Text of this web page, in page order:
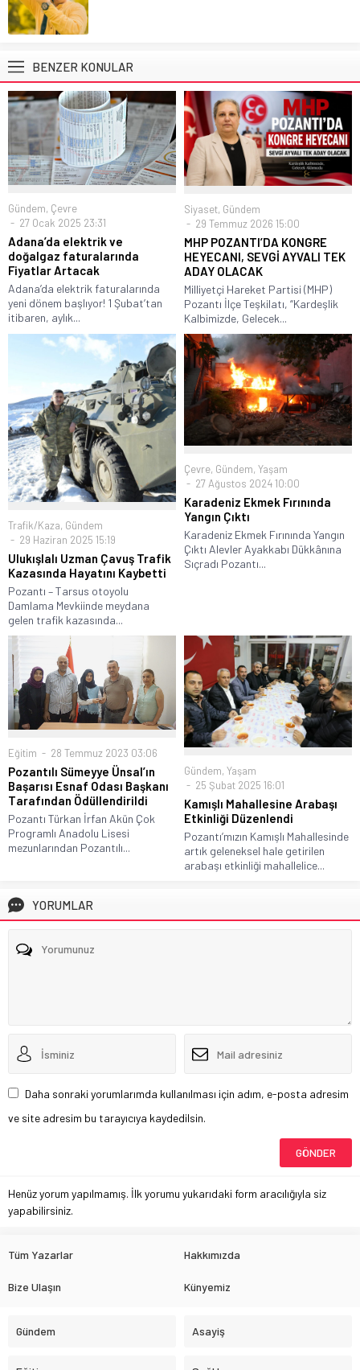
BENZER KONULAR
Gündem, Çevre
27 Ocak 2025 23:31
Adana’da elektrik ve
doğalgaz faturalarında
Fiyatlar Artacak
Adana’da elektrik faturalarında
yeni dönem başlıyor! 1 Şubat’tan
itibaren, aylık...
Siyaset, Gündem
29 Temmuz 2026 15:00
MHP POZANTI’DA KONGRE
HEYECANI, SEVGİ AYVALI TEK
ADAY OLACAK
Milliyetçi Hareket Partisi (MHP)
Pozantı İlçe Teşkilatı, “Kardeşlik
Kalbimizde, Gelecek...
Trafik/Kaza, Gündem
29 Haziran 2025 15:19
Ulukışlalı Uzman Çavuş Trafik
Kazasında Hayatını Kaybetti
Pozantı – Tarsus otoyolu
Damlama Mevkiinde meydana
gelen trafik kazasında...
Çevre, Gündem, Yaşam
27 Ağustos 2024 10:00
Karadeniz Ekmek Fırınında
Yangın Çıktı
Karadeniz Ekmek Fırınında Yangın
Çıktı Alevler Ayakkabı Dükkânına
Sıçradı Pozantı...
Eğitim 28 Temmuz 2023 03:06
Pozantılı Sümeyye Ünsal’ın
Başarısı Esnaf Odası Başkanı
Tarafından Ödüllendirildi
Pozantı Türkan İrfan Akün Çok
Programlı Anadolu Lisesi
mezunlarından Pozantılı...
Gündem, Yaşam
25 Şubat 2025 16:01
Kamışlı Mahallesine Arabaşı
Etkinliği Düzenlendi
Pozantı’mızın Kamışlı Mahallesinde
artık geleneksel hale getirilen
arabaşı etkinliği mahallelice...
YORUMLAR
Daha sonraki yorumlarımda kullanılması için adım, e-posta adresim
ve site adresim bu tarayıcıya kaydedilsin.
Henüz yorum yapılmamış. İlk yorumu yukarıdaki form aracılığıyla siz
yapabilirsiniz.
Tüm Yazarlar Hakkımızda
Bize Ulaşın Künyemiz
Gündem Asayiş